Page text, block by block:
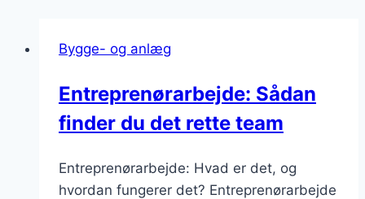
Bygge- og anlæg
Entreprenørarbejde: Sådan
finder du det rette team
Entreprenørarbejde: Hvad er det, og
hvordan fungerer det? Entreprenørarbejde